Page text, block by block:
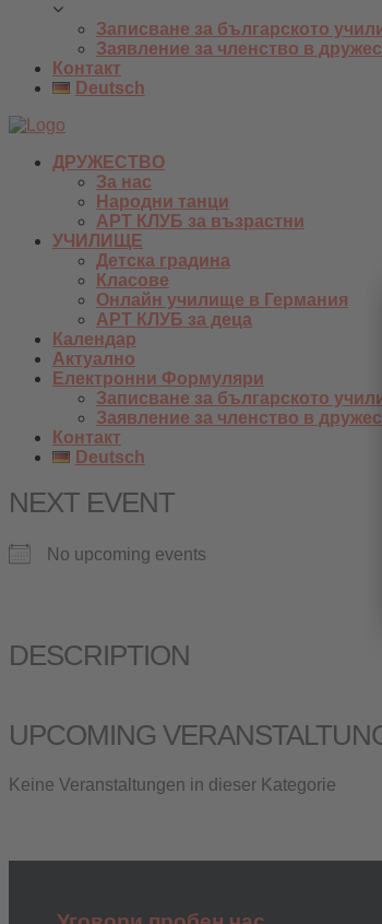
Записване за българското
Заявление за членство в
Контакт
Deutsch
ДРУЖЕСТВО
За нас
Народни танци
АРТ КЛУБ за възрастни
УЧИЛИЩЕ
Детска градина
Класове
Онлайн училище в Германия
АРТ КЛУБ за деца
Календар
Актуално
Електронни Формуляри
Записване за българското
Заявление за членство в
Контакт
Deutsch
NEXT EVENT
No upcoming events
DESCRIPTION
UPCOMING
Keine Veranstaltungen in dieser Kategorie